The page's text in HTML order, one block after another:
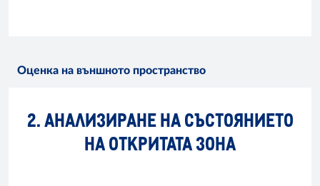
Оценка на външното пространство
2. АНАЛИЗИРАНЕ НА СЪСТОЯНИЕТО
НА ОТКРИТАТА ЗОНА